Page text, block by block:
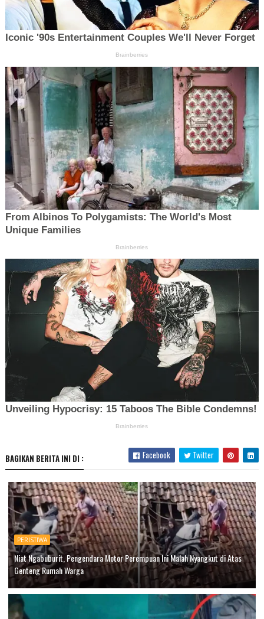
BAGIKAN BERITA INI DI : Facebook Twitter
PERISTIWA
Niat Ngabuburit, Pengendara Motor Perempuan Ini Malah Nyangkut di Atas
Genteng Rumah Warga